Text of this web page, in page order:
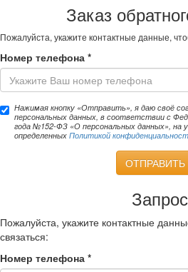
Заказ
Пожалуйста, укажите контактные данные,
Номер телефона *
Нажимая кнопку «Отправить», я даю своё
персональных данных, в соответствии с
года №152-ФЗ «О персональных данных», на
определенных Политикой
ОТПРАВИТЬ
Запрос
Пожалуйста, укажите контактные
связаться:
Номер телефона *